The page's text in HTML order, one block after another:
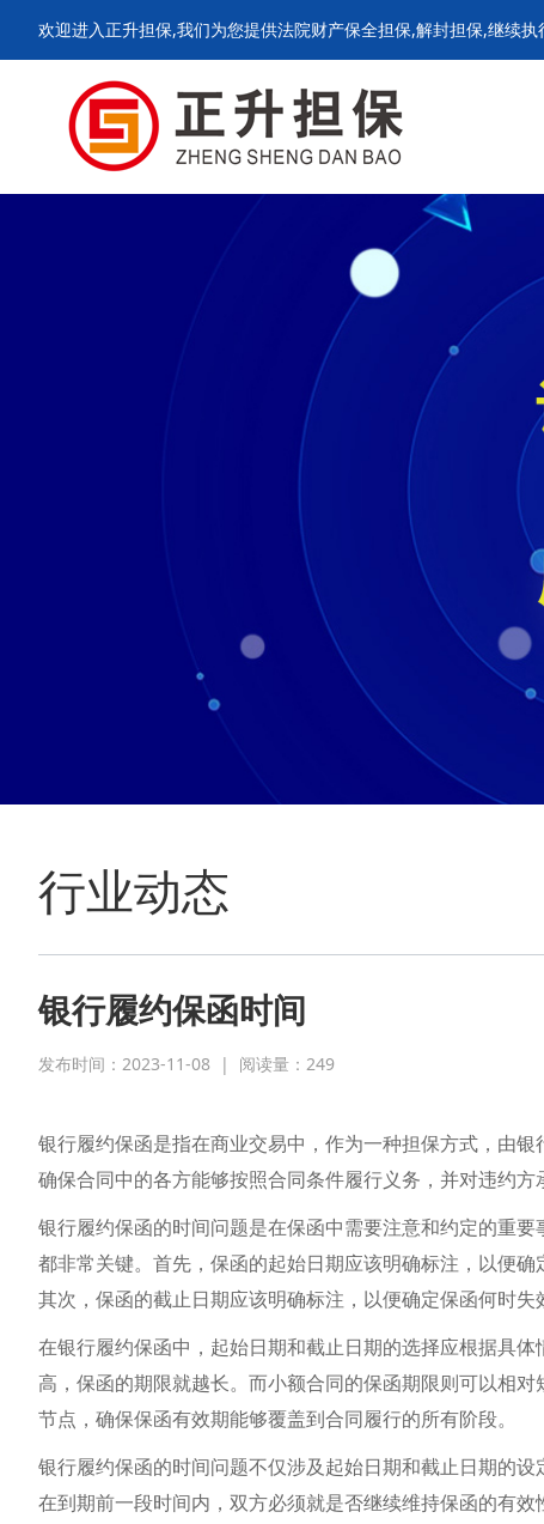
欢迎进入正升担保,我们为您提供法院财产保全担保,解封担保,继续
行业动态
银行履约保函时间
发布时间：2023-11-08 | 阅读量： 249
银行履约保函是指在商业交易中，作为一种担保方式，由
确保合同中的各方能够按照合同条件履行义务，并对违约方
银行履约保函的时间问题是在保函中需要注意和约定的重
都非常关键。首先，保函的起始日期应该明确标注，以便
其次，保函的截止日期应该明确标注，以便确定保函何时
在银行履约保函中，起始日期和截止日期的选择应根据具
高，保函的期限就越长。而小额合同的保函期限则可以相
节点，确保保函有效期能够覆盖到合同履行的所有阶段。
银行履约保函的时间问题不仅涉及起始日期和截止日期的
在到期前一段时间内，双方必须就是否继续维持保函的有